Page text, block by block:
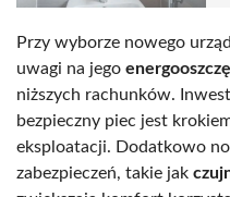
Przy wyborze nowego
uwagi na jego
niższych rachunków.
bezpieczny piec jest
eksploatacji. Dodatkowo
zabezpieczeń, takie jak